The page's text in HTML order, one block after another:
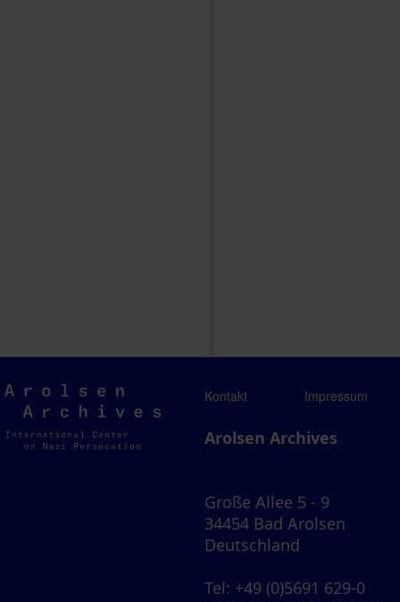
Arolsen
Archives
Kontakt Impressum
Arolsen Archives
Große Allee 5 - 9
34454 Bad Arolsen
Deutschland
Tel: +49 (0)5691 629-0